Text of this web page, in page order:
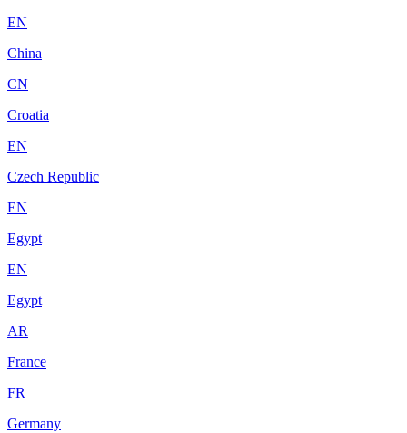
EN
China
CN
Croatia
EN
Czech Republic
EN
Egypt
EN
Egypt
AR
France
FR
Germany